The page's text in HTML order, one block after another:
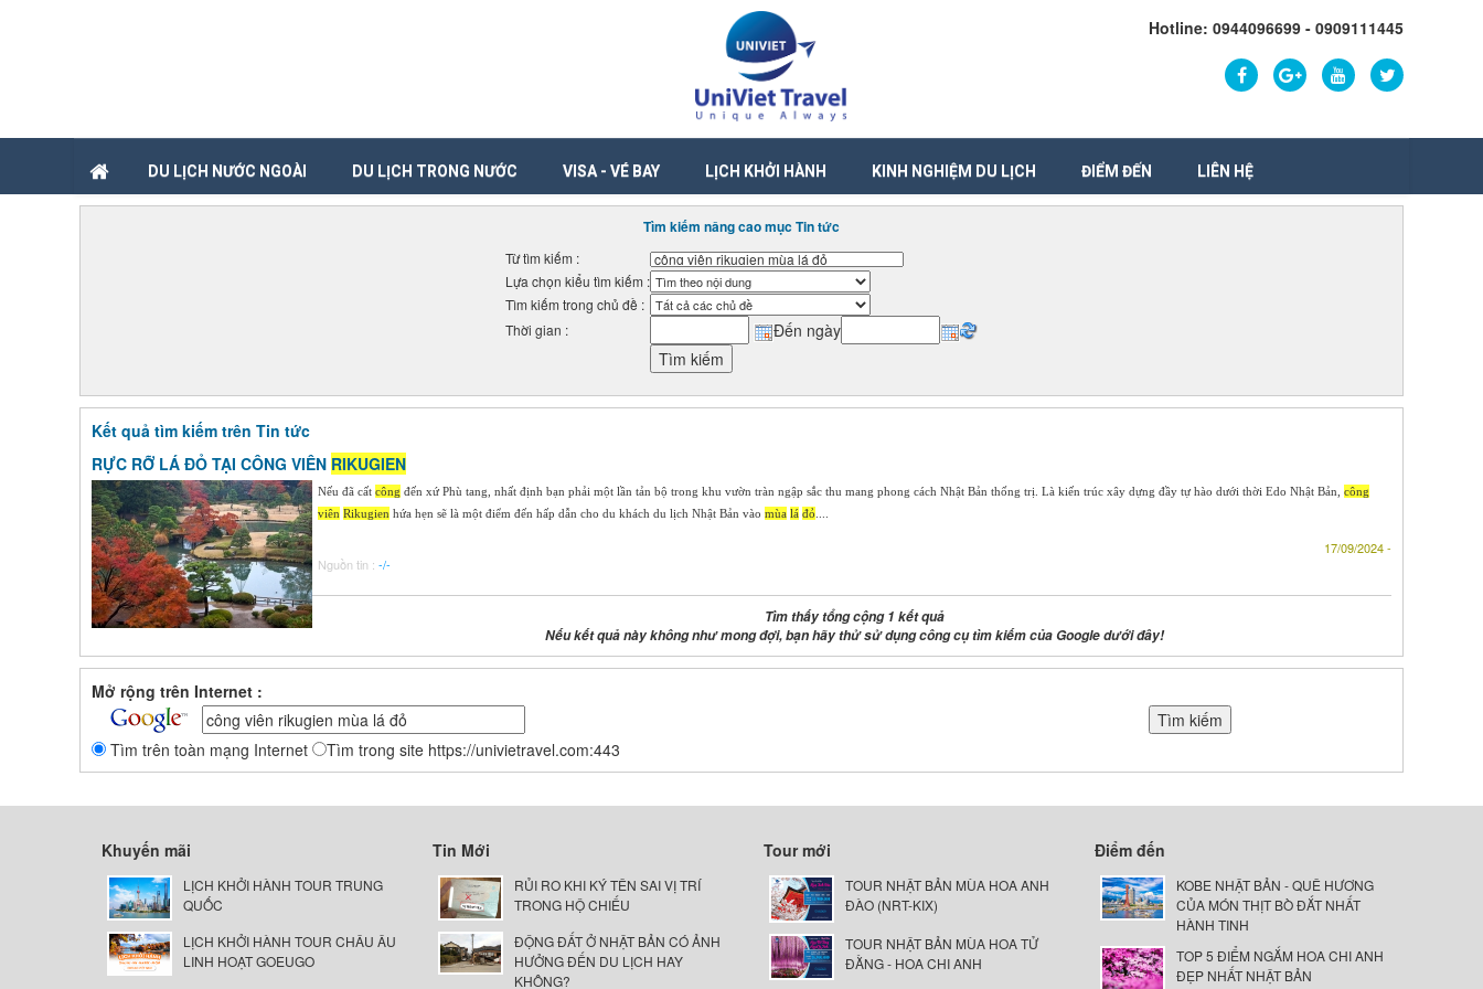
Hotline: 0944096699 - 0909111445
DU LỊCH NƯỚC NGOÀI DU LỊCH TRONG NƯỚC VISA - VÉ BAY LỊCH KHỞI HÀNH KINH NGHIỆM DU LỊCH ĐIỂM ĐẾN LIÊN HỆ
Tìm kiếm nâng cao mục Tin tức
Từ tìm kiếm :
Lựa chọn kiểu tìm kiếm :
Tìm kiếm trong chủ đề :
Thời gian :
Đến ngày
Kết quả tìm kiếm trên Tin tức
RỰC RỠ LÁ ĐỎ TẠI CÔNG VIÊN RIKUGIEN
Nếu đã cất công đến xứ Phù tang, nhất định bạn phải một lần tản bộ trong khu vườn tràn ngập sắc thu mang phong cách Nhật Bản thống trị. Là kiến trúc xây dựng đầy tự hào dưới thời Edo Nhật Bản, công
viên Rikugien hứa hẹn sẽ là một điểm đến hấp dẫn cho du khách du lịch Nhật Bản vào mùa lá đỏ
17/09/2024 -
Nguồn tin : -/-
Tìm thấy tổng cộng 1 kết quả
Nếu kết quả này không như mong đợi, bạn hãy thử sử dụng công cụ tìm kiếm của Google dưới đây!
Mở rộng trên Internet :
Tìm trên toàn mạng Internet Tìm trong site https://univietravel.com:443
Khuyến mãi
LỊCH KHỞI HÀNH TOUR TRUNG
QUỐC
LỊCH KHỞI HÀNH TOUR CHÂU ÂU
LINH HOẠT GOEUGO
Tin Mới
RỦI RO KHI KÝ TÊN SAI VỊ TRÍ
TRONG HỘ CHIẾU
ĐỘNG ĐẤT Ở NHẬT BẢN CÓ ẢNH
HƯỞNG ĐẾN DU LỊCH HAY
KHÔNG?
Tour mới
TOUR NHẬT BẢN MÙA HOA ANH
ĐÀO (NRT-KIX)
TOUR NHẬT BẢN MÙA HOA TỬ
ĐẰNG - HOA CHI ANH
Điểm đến
KOBE NHẬT BẢN - QUÊ HƯƠNG
CỦA MÓN THỊT BÒ ĐẮT NHẤT
HÀNH TINH
TOP 5 ĐIỂM NGẮM HOA CHI ANH
ĐẸP NHẤT NHẬT BẢN